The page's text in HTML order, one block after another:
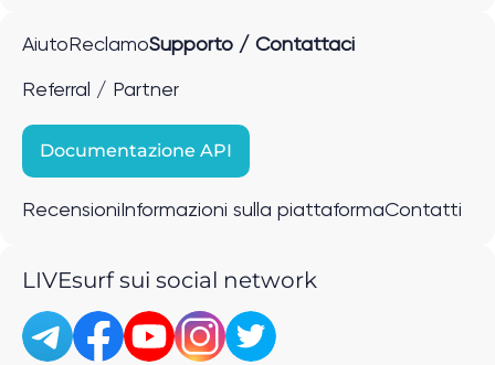
Aiuto ReclamoSupporto / Contattaci
Referral / Partner
Documentazione API
Recensioni Informazioni sulla piattaformaContatti
LIVEsurf sui social network